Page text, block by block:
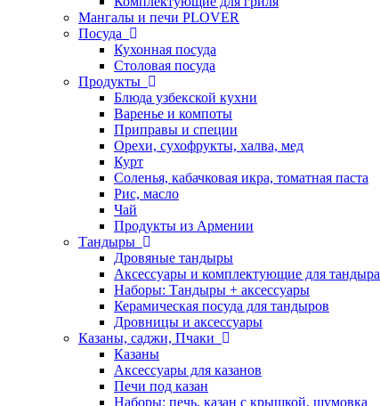
Мангалы и печи PLOVER
Посуда
Кухонная посуда
Столовая посуда
Продукты
Блюда узбекской кухни
Варенье и компоты
Приправы и специи
Орехи, сухофрукты, халва, мед
Курт
Соленья, кабачковая икра, томатная паста
Рис, масло
Чай
Продукты из Армении
Тандыры
Дровяные тандыры
Аксессуары и комплектующие для тандыра
Наборы: Тандыры + аксессуары
Керамическая посуда для тандыров
Дровницы и аксессуары
Казаны, саджи, Пчаки
Казаны
Аксессуары для казанов
Печи под казан
Наборы: печь, казан с крышкой, шумовка